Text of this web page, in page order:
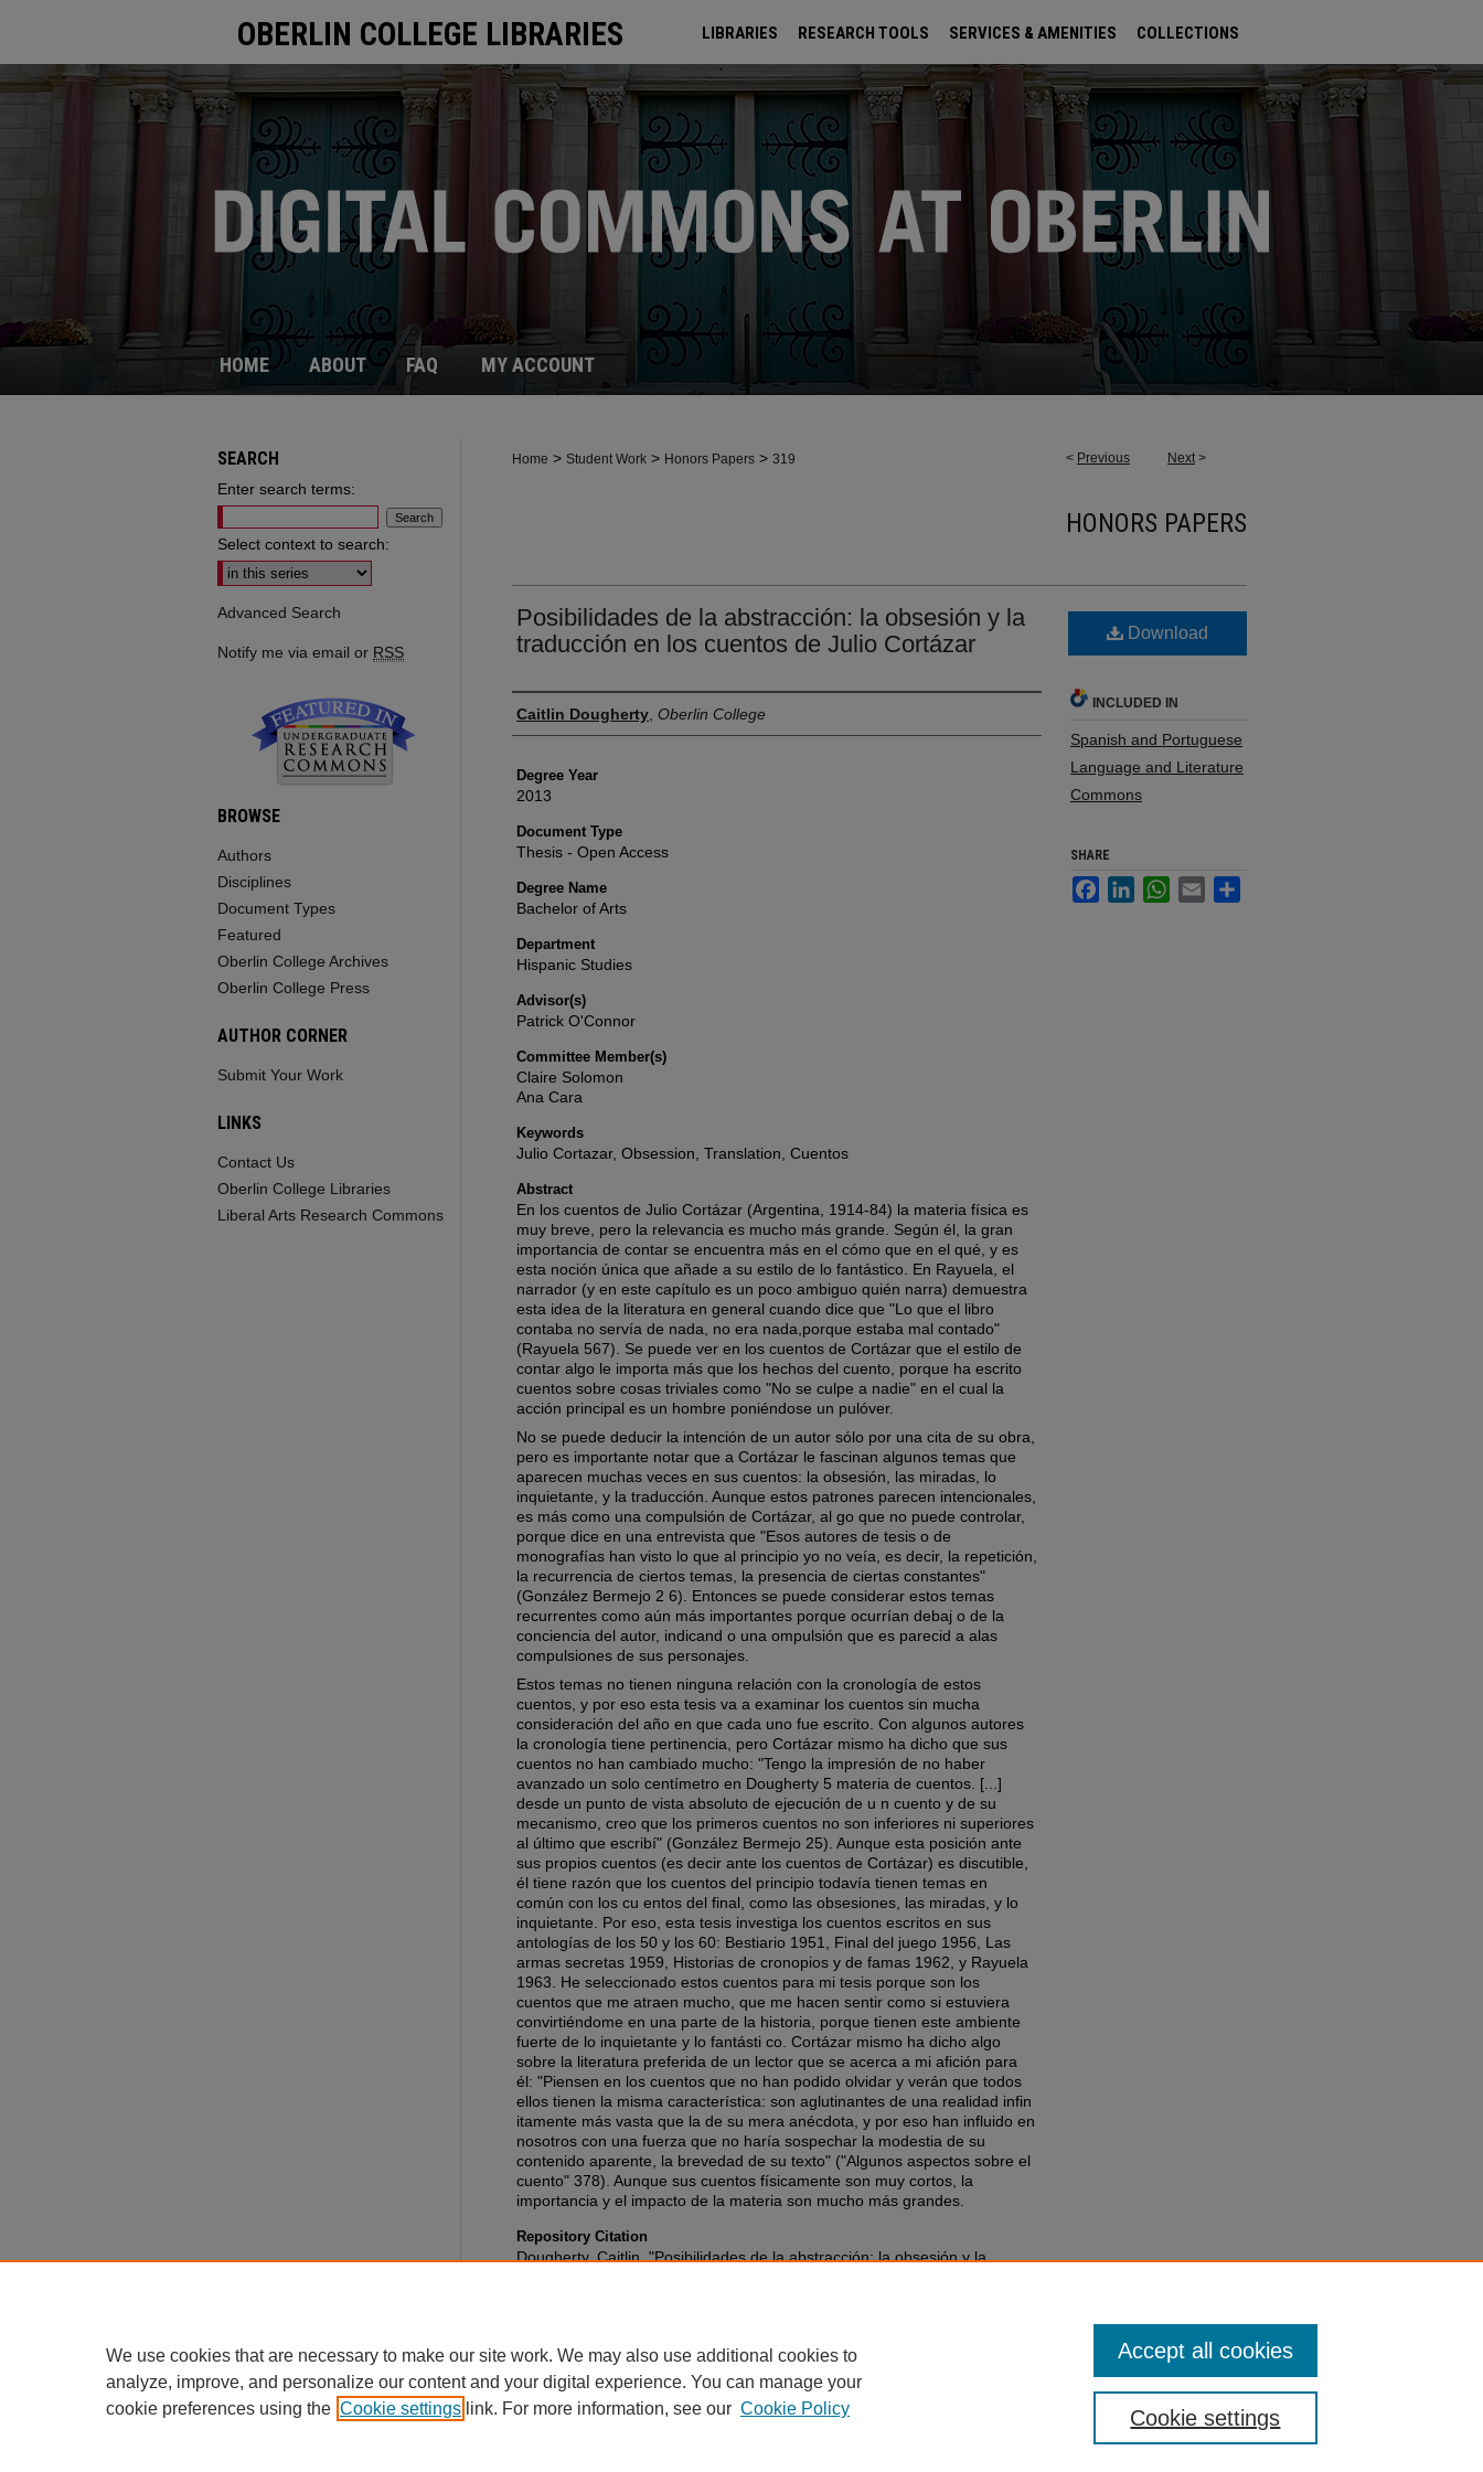
OBERLIN COLLEGE LIBRARIES LIBRARIES RESEARCH TOOLS SERVICES & AMENITIES COLLECTIONS
ARCHIVES
HOME ABOUT FAQ MY ACCOUNT
< Previous Next >
Home > Student Work > Honors Papers > 319
HONORS PAPERS
Posibilidades de la abstracción: la obsesión y la
traducción en los cuentos de Julio Cortázar
Author
Caitlin Dougherty Oberlin College
Degree Year
2013
Document Type
Thesis - Open Access
Degree Name
Bachelor of Arts
Department
Hispanic Studies
Advisor(s)
Patrick O'Connor
Committee Member(s)
Claire Solomon
Ana Cara
Keywords
Julio Cortazar, Obsession, Translation, Cuentos
Abstract
En los cuentos de Julio Cortázar (Argentina, 1914-84) la materia física es
muy breve, pero la relevancia es mucho más grande. Según él, la gran
importancia de contar se encuentra más en el cómo que en el qué, y es
esta noción única que añade a su estilo de lo fantástico. En Rayuela, el
narrador (y en este capítulo es un poco ambiguo quién narra) demuestra
esta idea de la literatura en general cuando dice que "Lo que el libro
contaba no servía de nada, no era nada,porque estaba mal contado"
(Rayuela 567). Se puede ver en los cuentos de Cortázar que el estilo de
contar algo le importa más que los hechos del cuento, porque ha escrito
cuentos sobre cosas triviales como "No se culpe a nadie" en el cual la
acción principal es un hombre poniéndose un pulóver.
No se puede deducir la intención de un autor sólo por una cita de su obra,
pero es importante notar que a Cortázar le fascinan algunos temas que
aparecen muchas veces en sus cuentos: la obsesión, las miradas, lo
inquietante, y la traducción. Aunque estos patrones parecen intencionales,
es más como una compulsión de Cortázar, al go que no puede controlar,
porque dice en una entrevista que "Esos autores de tesis o de
monografías han visto lo que al principio yo no veía, es decir, la repetición,
la recurrencia de ciertos temas, la presencia de ciertas constantes"
(González Bermejo 2 6). Entonces se puede considerar estos temas
recurrentes como aún más importantes porque ocurrían debaj o de la
conciencia del autor, indicand o una ompulsión que es parecid a alas
compulsiones de sus personajes.
Estos temas no tienen ninguna relación con la cronología de estos
cuentos, y por eso esta tesis va a examinar los cuentos sin mucha
consideración del año en que cada uno fue escrito. Con algunos autores
la cronología tiene pertinencia, pero Cortázar mismo ha dicho que sus
cuentos no han cambiado mucho: "Tengo la impresión de no haber
avanzado un solo centímetro en Dougherty 5 materia de cuentos. [...]
desde un punto de vista absoluto de ejecución de u n cuento y de su
mecanismo, creo que los primeros cuentos no son inferiores ni superiores
al último que escribí" (González Bermejo 25). Aunque esta posición ante
sus propios cuentos (es decir ante los cuentos de Cortázar) es discutible,
él tiene razón que los cuentos del principio todavía tienen temas en
común con los cu entos del final, como las obsesiones, las miradas, y lo
inquietante. Por eso, esta tesis investiga los cuentos escritos en sus
antologías de los 50 y los 60: Bestiario 1951, Final del juego 1956, Las
armas secretas 1959, Historias de cronopios y de famas 1962, y Rayuela
1963. He seleccionado estos cuentos para mi tesis porque son los
cuentos que me atraen mucho, que me hacen sentir como si estuviera
convirtiéndome en una parte de la historia, porque tienen este ambiente
fuerte de lo inquietante y lo fantásti co. Cortázar mismo ha dicho algo
sobre la literatura preferida de un lector que se acerca a mi afición para
él: "Piensen en los cuentos que no han podido olvidar y verán que todos
ellos tienen la misma característica: son aglutinantes de una realidad infin
itamente más vasta que la de su mera anécdota, y por eso han influido en
nosotros con una fuerza que no haría sospechar la modestia de su
contenido aparente, la brevedad de su texto" ("Algunos aspectos sobre el
cuento" 378). Aunque sus cuentos físicamente son muy cortos, la
importancia y el impacto de la materia son mucho más grandes.
Repository Citation
Dougherty, Caitlin, "Posibilidades de la abstracción: la obsesión y la
Download
INCLUDED IN
Spanish and Portuguese
Language and Literature
Commons
SHARE
FacebookLinkedInWhatsApp
Email
SEARCH
Enter search terms:
Select context to search:
Advanced Search
Notify me via email or RSS
BROWSE
Authors
Disciplines
Document Types
Featured
Oberlin College Archives
Oberlin College Press
AUTHOR CORNER
Submit Your Work
LINKS
Contact Us
Oberlin College Libraries
Liberal Arts Research Commons
We use cookies that are necessary to make our site work. We may also use additional cookies to
analyze, improve, and personalize our content and your digital experience. You can manage your
cookie preferences using the Cookie settings link. For more information, see our Cookie Policy Cookie settings
Accept all cookies